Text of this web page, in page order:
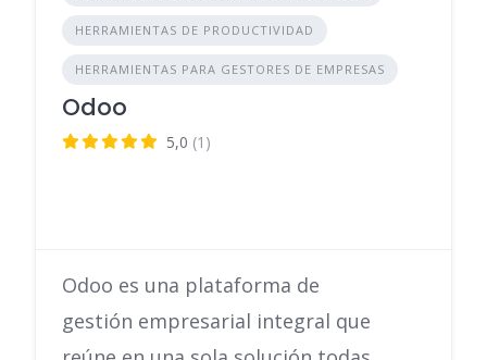
HERRAMIENTAS DE PRODUCTIVIDAD
HERRAMIENTAS PARA GESTORES DE EMPRESAS
Odoo
5,0 (1)
Odoo es una plataforma de
gestión empresarial integral que